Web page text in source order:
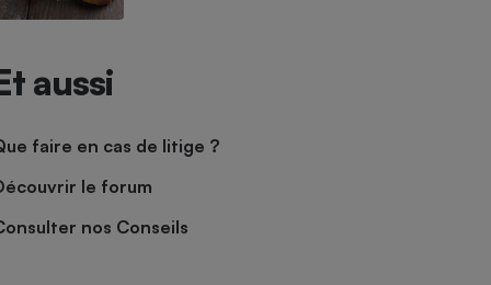
aussi
faire en cas de litige ?
le forum
nos Conseils